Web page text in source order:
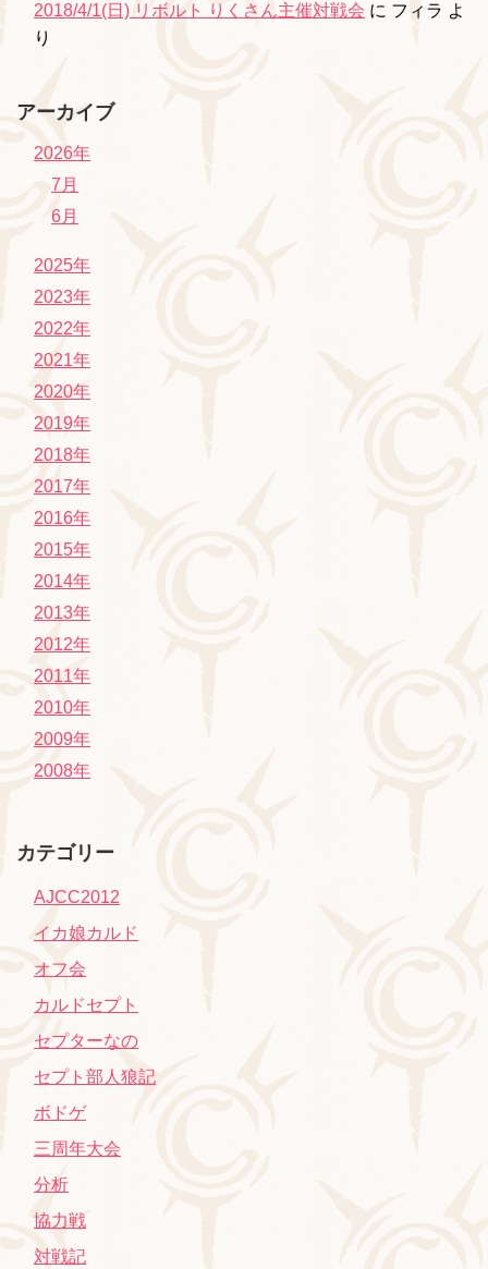
2018/4/1(日) リボルト りくさん主催対戦会 に フィラ よ
り
アーカイブ
2026年
7月
6月
2025年
2023年
2022年
2021年
2020年
2019年
2018年
2017年
2016年
2015年
2014年
2013年
2012年
2011年
2010年
2009年
2008年
カテゴリー
AJCC2012
イカ娘カルド
オフ会
カルドセプト
セプターなの
セプト部人狼記
ボドゲ
三周年大会
分析
協力戦
対戦記